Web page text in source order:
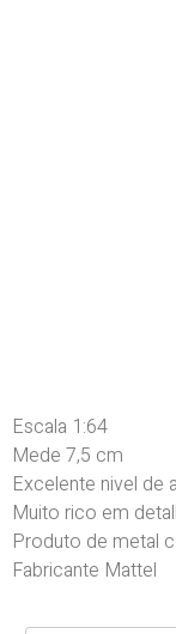
Escala 1:64
Mede 7,5 cm
Excelente nivel de
Muito rico em
Produto de metal
Fabricante Mattel